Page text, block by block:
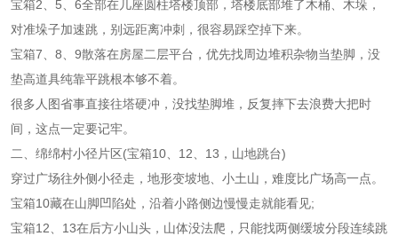
宝箱2、5、6全部在几座圆柱塔楼顶部，塔楼底部堆了木桶、木垛，
对准垛子加速跳，别远距离冲刺，很容易踩空掉下来。
宝箱7、8、9散落在房屋二层平台，优先找周边堆积杂物当垫脚，没
垫高道具纯靠平跳根本够不着。
很多人图省事直接往塔硬冲，没找垫脚堆，反复摔下去浪费大把时
间，这点一定要记牢。
二、绵绵村小径片区(宝箱10、12、13，山地跳台)
穿过广场往外侧小径走，地形变坡地、小土山，难度比广场高一点。
宝箱10藏在山脚凹陷处，沿着小路侧边慢慢走就能看见;
宝箱12、13在后方小山头，山体没法爬，只能找两侧缓坡分段连续跳